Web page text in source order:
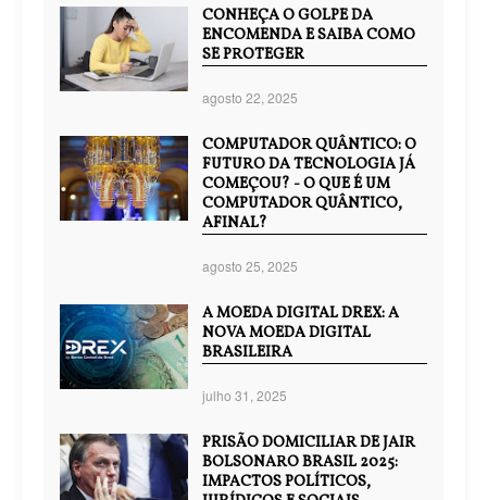
CONHEÇA O GOLPE DA
ENCOMENDA E SAIBA COMO
SE PROTEGER
agosto 22, 2025
COMPUTADOR QUÂNTICO: O
FUTURO DA TECNOLOGIA JÁ
COMEÇOU? - O QUE É UM
COMPUTADOR QUÂNTICO,
AFINAL?
agosto 25, 2025
A MOEDA DIGITAL DREX: A
NOVA MOEDA DIGITAL
BRASILEIRA
julho 31, 2025
PRISÃO DOMICILIAR DE JAIR
BOLSONARO BRASIL 2025:
IMPACTOS POLÍTICOS,